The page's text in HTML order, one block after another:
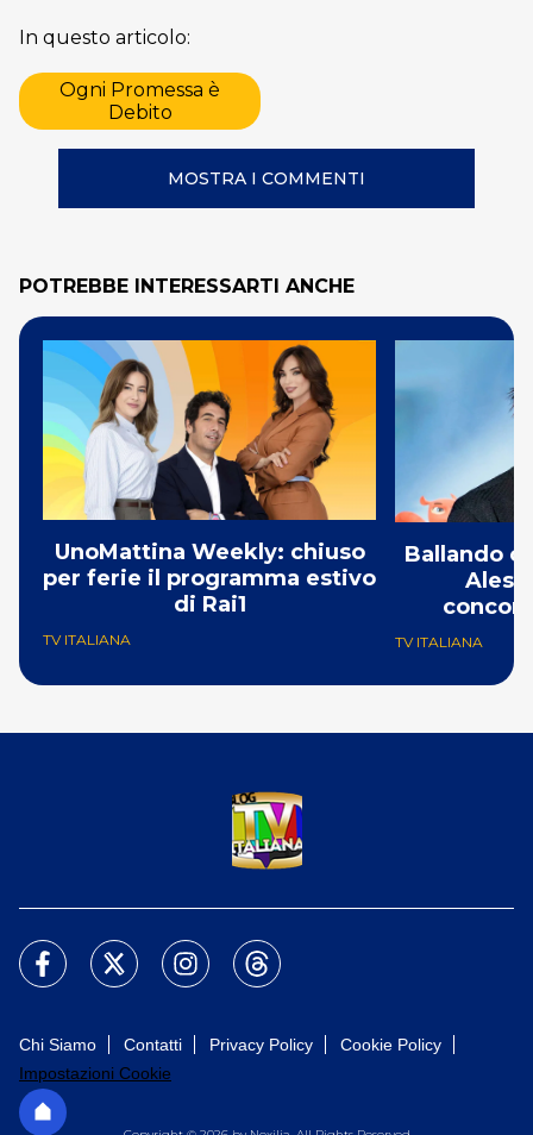
In questo articolo:
Ogni Promessa è
Debito
MOSTRA I COMMENTI
POTREBBE INTERESSARTI ANCHE
UnoMattina Weekly: chiuso
per ferie il programma estivo
di Rai1
TV ITALIANA
Ballando
TV ITALIANA
Chi Siamo Contatti Privacy Policy
Cookie Policy
Impostazioni Cookie